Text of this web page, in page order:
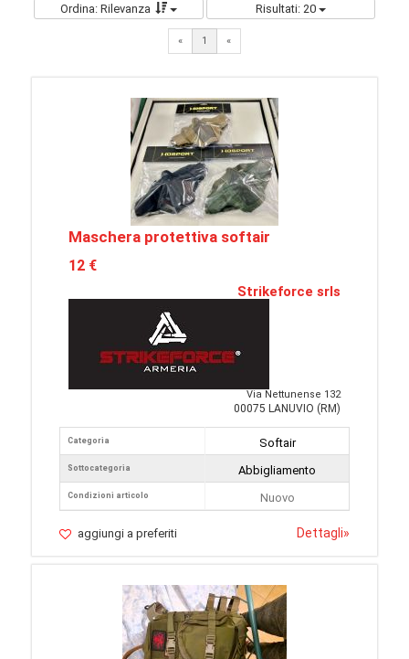
Ordina: Rilevanza Risultati: 20
« 1 «
Maschera protettiva softair
12 €
Strikeforce srls
Via Nettunense 132
00075 LANUVIO (RM)
Categoria
Sottocategoria
Condizioni articolo
Softair
Abbigliamento
Nuovo
aggiungi a preferiti Dettagli»